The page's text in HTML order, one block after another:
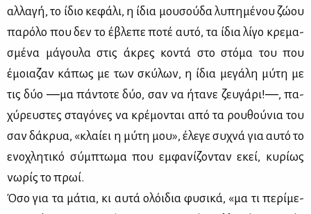
αλ­λα­γή, το ίδιο κε­φά­λι, η ίδια μου­σού­δα λυ­πη­μέ­νου ζώ­ου
πα­ρό­λο που δεν το έβλε­πε πο­τέ αυ­τό, τα ίδια λί­γο κρε­μα­
σμέ­να μά­γου­λα στις άκρες κο­ντά στο στό­μα του που
έμοια­ζαν κά­πως με των σκύ­λων, η ίδια με­γά­λη μύ­τη με
τις δύο ―μα πά­ντο­τε δύο, σαν να ήτα­νε ζευ­γά­ρι!―, πα­
χύ­ρευ­στες στα­γό­νες να κρέ­μο­νται από τα ρου­θού­νια του
σαν δά­κρυα, «κλαί­ει η μύ­τη μου», έλε­γε συ­χνά για αυ­τό το
ενο­χλη­τι­κό σύμ­πτω­μα που εμ­φα­νί­ζο­νταν εκεί, κυ­ρί­ως
νω­ρίς το πρωί.
Όσο για τα μά­τια, κι αυ­τά ολόι­δια φυ­σι­κά, «μα τι πε­ρί­με­